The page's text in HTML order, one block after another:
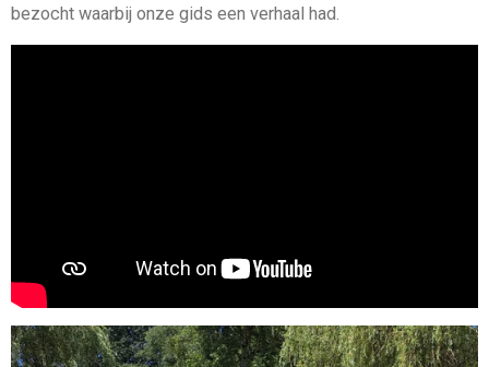
bezocht waarbij onze gids een verhaal had.